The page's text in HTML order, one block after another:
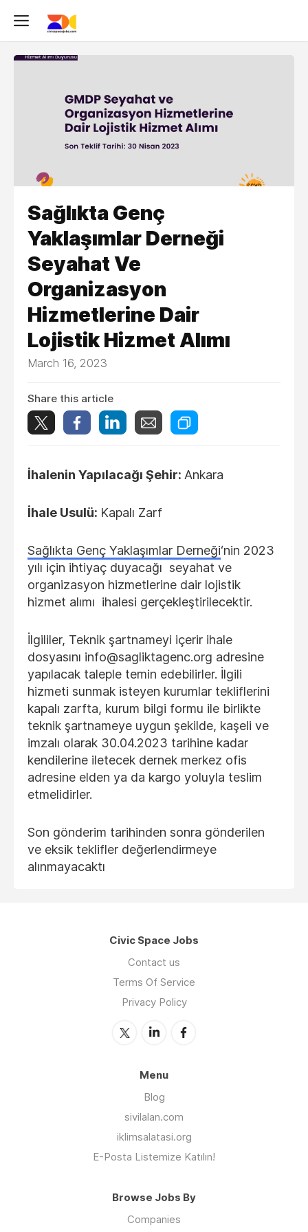
Sağlıkta Genç
Yaklaşımlar Derneği
Seyahat Ve
Organizasyon
Hizmetlerine Dair
Lojistik Hizmet Alımı
March 16, 2023
Share this article
İhalenin Yapılacağı Şehir: Ankara
İhale Usulü: Kapalı Zarf
Sağlıkta Genç Yaklaşımlar Derneği‘nin 2023
yılı için ihtiyaç duyacağı seyahat ve
organizasyon hizmetlerine dair lojistik
hizmet alımı ihalesi gerçekleştirilecektir.
İlgililer, Teknik şartnameyi içerir ihale
dosyasını info@sagliktagenc.org adresine
yapılacak taleple temin edebilirler. İlgili
hizmeti sunmak isteyen kurumlar tekliflerini
kapalı zarfta, kurum bilgi formu ile birlikte
teknik şartnameye uygun şekilde, kaşeli ve
imzalı olarak 30.04.2023 tarihine kadar
kendilerine iletecek dernek merkez ofis
adresine elden ya da kargo yoluyla teslim
etmelidirler.
Son gönderim tarihinden sonra gönderilen
ve eksik teklifler değerlendirmeye
alınmayacaktı
Civic Space Jobs
Contact us
Terms Of Service
Privacy Policy
Menu
Blog
sivilalan.com
iklimsalatasi.org
E-Posta Listemize Katılın!
Browse Jobs By
Companies